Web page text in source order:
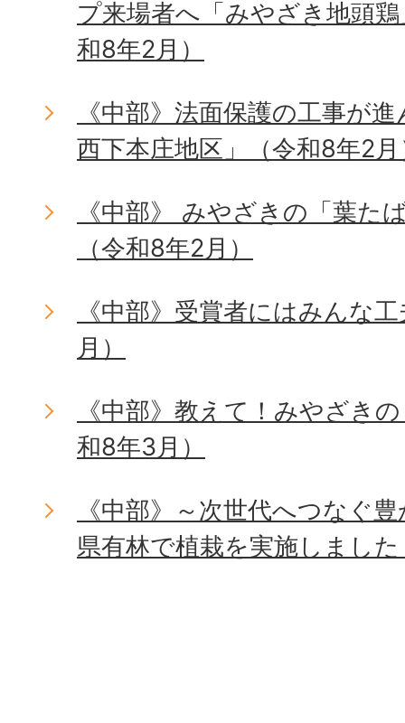
プ来場者へ「みやざき地頭
和8年2月）
《中部》法面保護の工事が
西下本庄地区」（令和8年2
《中部》 みやざきの「葉た
（令和8年2月）
《中部》受賞者にはみんな
月）
《中部》教えて！みやざき
和8年3月）
《中部》～次世代へつなぐ
県有林で植栽を実施しまし